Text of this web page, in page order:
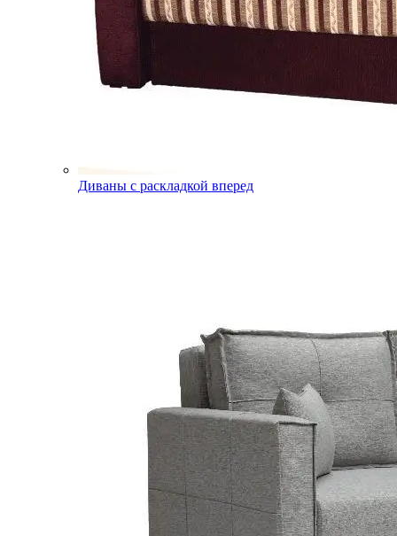
Диваны с раскладкой вперед